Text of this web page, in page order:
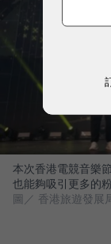
本次香港電競音樂
也能夠吸引更多的
圖／ 香港旅遊發展